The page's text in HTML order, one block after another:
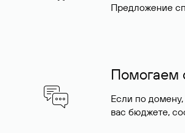
Предложение
Помогаем
Если по
вас бюджете,